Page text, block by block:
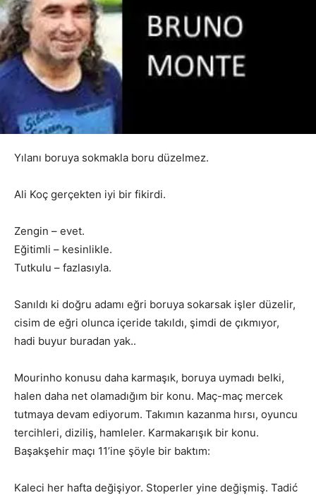
Yılanı boruya sokmakla boru düzelmez.
Ali Koç gerçekten iyi bir fikirdi.
Zengin – evet.
Eğitimli – kesinlikle.
Tutkulu – fazlasıyla.
Sanıldı ki doğru adamı eğri boruya sokarsak işler düzelir,
cisim de eğri olunca içeride takıldı, şimdi de çıkmıyor,
hadi buyur buradan yak..
Mourinho konusu daha karmaşık, boruya uymadı belki,
halen daha net olamadığım bir konu. Maç-maç mercek
tutmaya devam ediyorum. Takımın kazanma hırsı, oyuncu
tercihleri, diziliş, hamleler. Karmakarışık bir konu.
Başakşehir maçı 11’ine şöyle bir baktım:
Kaleci her hafta değişiyor. Stoperler yine değişmiş. Tadić